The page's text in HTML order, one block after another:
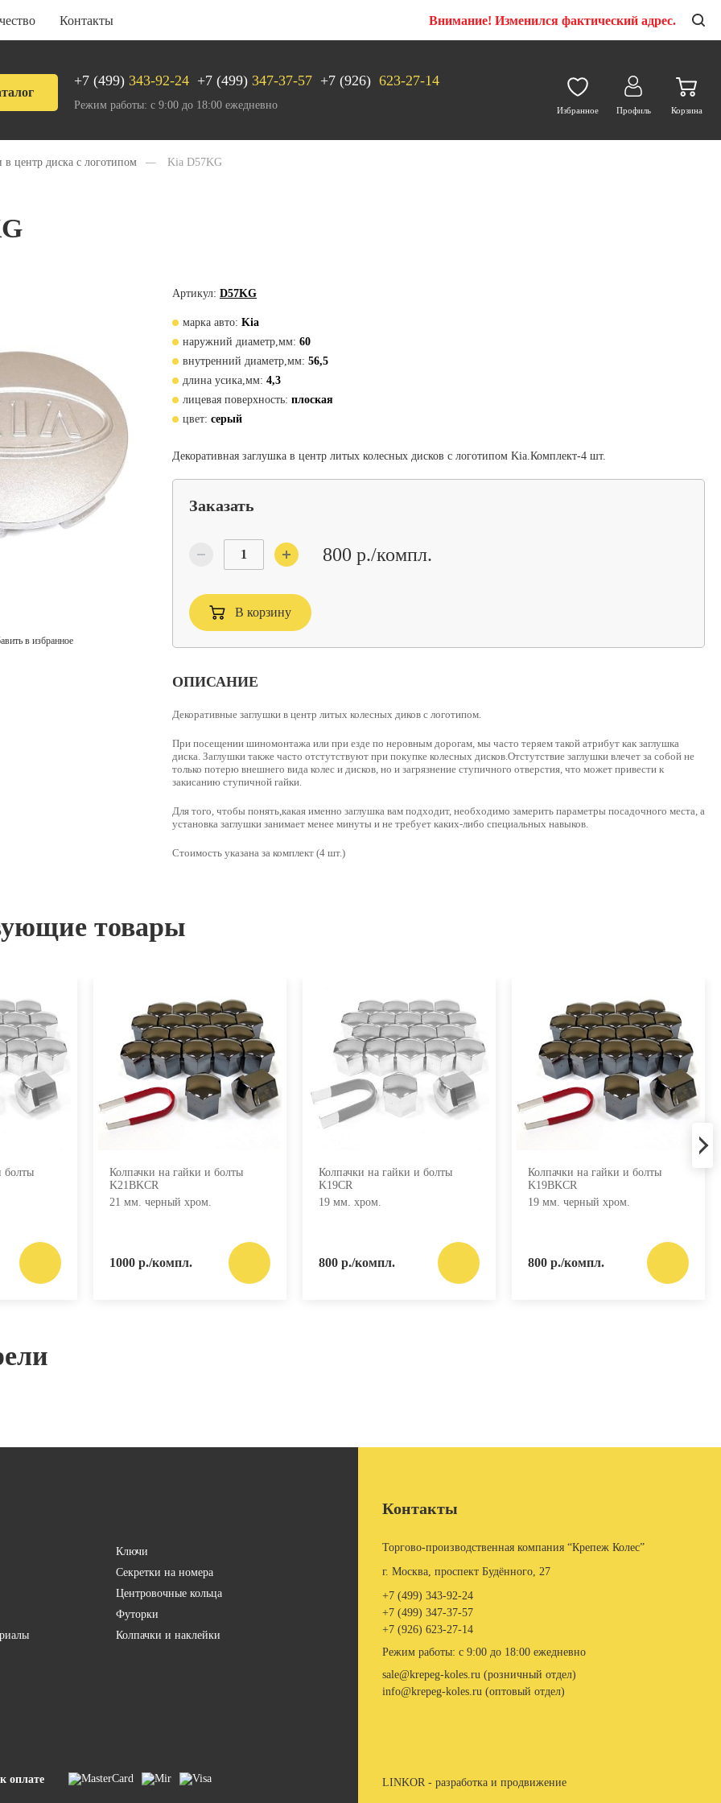
Контакты Внимание! Изменился фактический адрес.
+7 (499) 343-92-24 +7 (499) 347-37-57 +7 (926) 623-27-14
Режим работы: с 9:00 до 18:00 ежедневно Избранное Профиль Корзина
в центр диска с логотипом — Kia D57KG
в избранное
Артикул: D57KG
марка авто: Kia
наружний диаметр,мм: 60
внутренний диаметр,мм: 56,5
длина усика,мм: 4,3
лицевая поверхность: плоская
цвет: серый
Декоративная заглушка в центр литых колесных дисков c логотипом Kia.Комплект-4 шт.
Заказать
800 р./компл.
В корзину
ОПИСАНИЕ
Декоративные заглушки в центр литых колесных диков с логотипом.
При посещении шиномонтажа или при езде по неровным дорогам, мы часто теряем такой атрибут как заглушка
диска. Заглушки также часто отстутствуют при покупке колесных дисков.Отстутствие заглушки влечет за собой не
только потерю внешнего вида колес и дисков, но и загрязнение ступичного отверстия, что может привести к
закисанию ступичной гайки.
Для того, чтобы понять,какая именно заглушка вам подходит, необходимо замерить параметры посадочного места, а
установка заглушки занимает менее минуты и не требует каких-либо специальных навыков.
Стоимость указана за комплект (4 шт.)
товары
болты
Колпачки на гайки и болты
K21BKCR
21 мм. черный хром.
1000 р./компл.
Колпачки на гайки и болты
K19CR
19 мм. хром.
800 р./компл.
Колпачки на гайки и болты
K19BKCR
19 мм. черный хром.
800 р./компл.
Ключи
Секретки на номера
Центровочные кольца
Футорки
Колпачки и наклейки
Контакты
Торгово-производственная компания “Крепеж Колес”
г. Москва, проспект Будённого, 27
+7 (499) 343-92-24
+7 (499) 347-37-57
+7 (926) 623-27-14
Режим работы: с 9:00 до 18:00 ежедневно
sale@krepeg-koles.ru (розничный отдел)
info@krepeg-koles.ru (оптовый отдел)
оплате LINKOR - разработка и продвижение